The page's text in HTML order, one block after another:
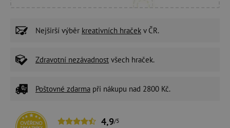
Nejširší výběr kreativních hraček v ČR.
Zdravotní nezávadnost všech hraček.
Poštovné zdarma při nákupu nad 2800 Kč.
4,9/5